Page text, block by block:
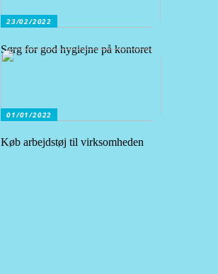
23/02/2022
Sørg for god hygiejne på kontoret
01/01/2022
Køb arbejdstøj til virksomheden